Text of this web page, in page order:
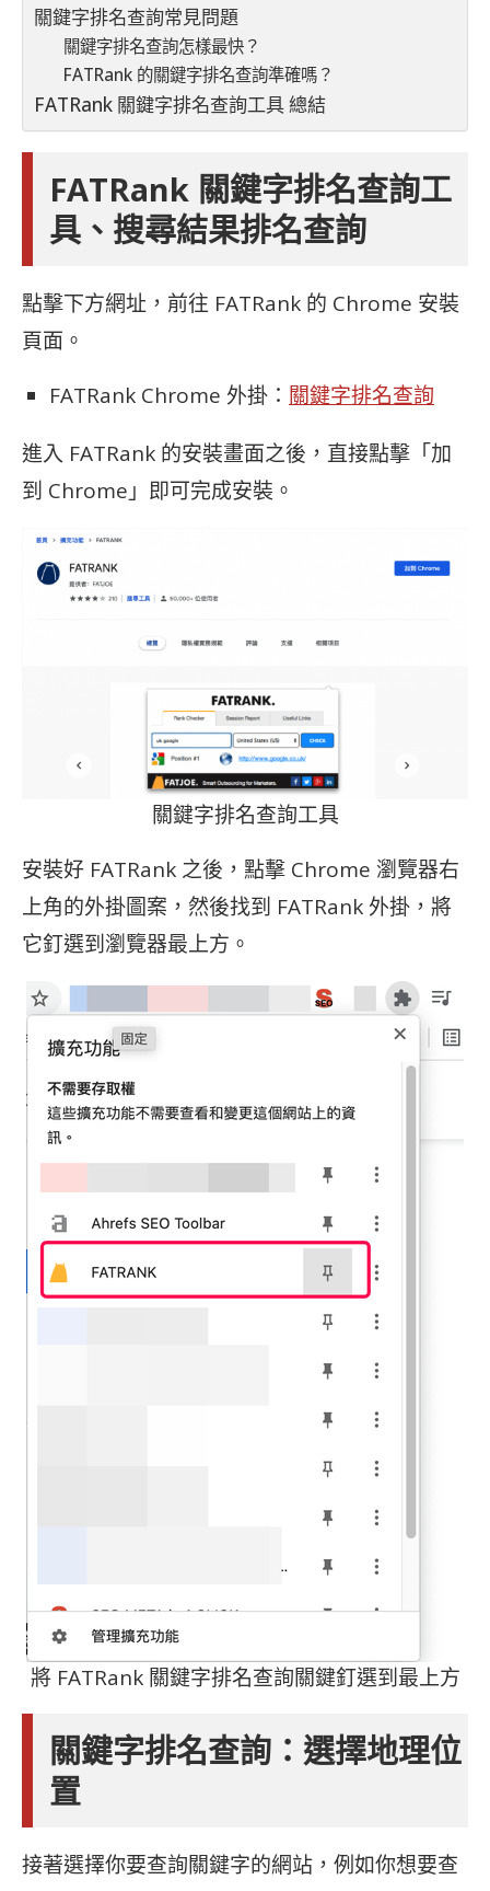
關鍵字排名查詢常見問題
關鍵字排名查詢怎樣最快？
FATRank 的關鍵字排名查詢準確嗎？
FATRank 關鍵字排名查詢工具 總結
FATRank 關鍵字排名查詢工
具、搜尋結果排名查詢
點擊下方網址，前往 FATRank 的 Chrome 安裝
頁面。
FATRank Chrome 外掛： 關鍵字排名查詢
進入 FATRank 的安裝畫面之後，直接點擊「加
到 Chrome」即可完成安裝。
關鍵字排名查詢工具
安裝好 FATRank 之後，點擊 Chrome 瀏覽器右
上角的外掛圖案，然後找到 FATRank 外掛，將
它釘選到瀏覽器最上方。
將 FATRank 關鍵字排名查詢關鍵釘選到最上方
關鍵字排名查詢：選擇地理位
置
接著選擇你要查詢關鍵字的網站，例如你想要查